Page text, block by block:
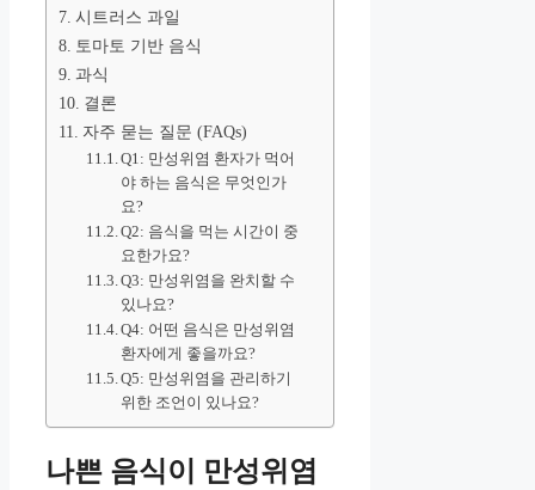
시트러스 과일
토마토 기반 음식
과식
결론
자주 묻는 질문 (FAQs)
Q1: 만성위염 환자가 먹어
야 하는 음식은 무엇인가
요?
Q2: 음식을 먹는 시간이 중
요한가요?
Q3: 만성위염을 완치할 수
있나요?
Q4: 어떤 음식은 만성위염
환자에게 좋을까요?
Q5: 만성위염을 관리하기
위한 조언이 있나요?
나쁜 음식이 만성위염